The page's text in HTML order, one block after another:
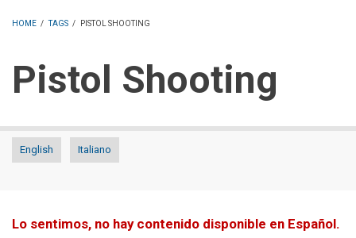
HOME / TAGS / PISTOL SHOOTING
Pistol Shooting
English Italiano
Lo sentimos, no hay contenido disponible en Español.